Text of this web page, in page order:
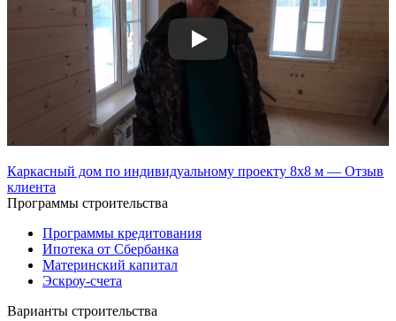
Каркасный дом по индивидуальному проекту 8х8 м — Отзыв
клиента
Программы строительства
Программы кредитования
Ипотека от Сбербанка
Материнский капитал
Эскроу-счета
Варианты строительства